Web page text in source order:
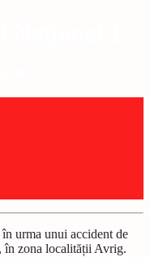
2025
urma unui accident de
în zona localității Avrig.